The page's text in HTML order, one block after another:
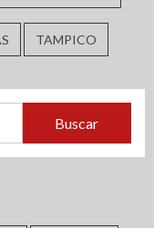
TAMPICO